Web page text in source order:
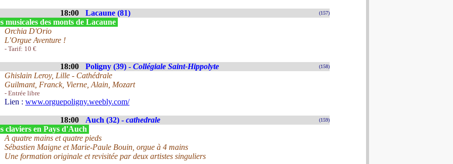
18:00 Lacaune (81) (157)
musicales des monts de Lacaune
Orchia D'Orio
L’Orgue Aventure !
- Tarif: 10 €
18:00 Poligny (39) - Collégiale Saint-Hippolyte (158)
Ghislain Leroy, Lille - Cathédrale
Guilmant, Franck, Vierne, Alain, Mozart
- Entrée libre
Lien : www.orguepoligny.weebly.com/
18:00 Auch (32) - cathedrale (159)
claviers en Pays d'Auch
A quatre mains et quatre pieds
Sébastien Maigne et Marie-Paule Bouin, orgue à 4 mains
Une formation originale et revisitée par deux artistes singuliers